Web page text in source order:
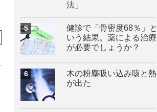
法」
健診で「骨密度68％」と
いう結果。薬による治療
が必要でしょうか？
木の粉塵吸い込み咳と熱
が出た